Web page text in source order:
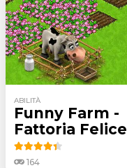
ABILITÀ
Funny Farm -
Fattoria Felice
164